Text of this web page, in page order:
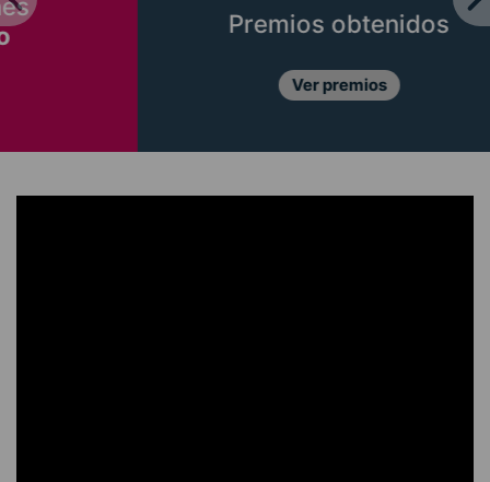
Premios obtenidos
Ver premios